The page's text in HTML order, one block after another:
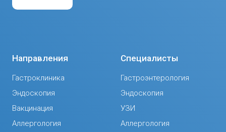
Направления
Гастроклиника
Эндоскопия
Вакцинация
Аллергология
Специалисты
Гастроэнтерология
Эндоскопия
УЗИ
Аллергология